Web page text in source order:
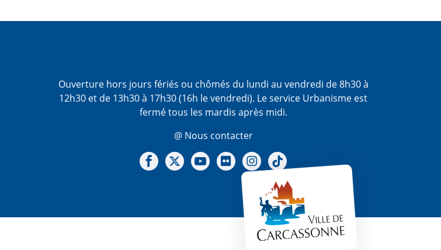
Ouverture hors jours fériés ou chômés du lundi au vendredi de 8h30 à
12h30 et de 13h30 à 17h30 (16h le vendredi). Le service Urbanisme est
fermé tous les mardis après midi.
@ Nous contacter
Notre Facebook
Notre X - (twitter)
Notre chaine Youtube
Notre Gallerie sur Flickr
Notre Instagram